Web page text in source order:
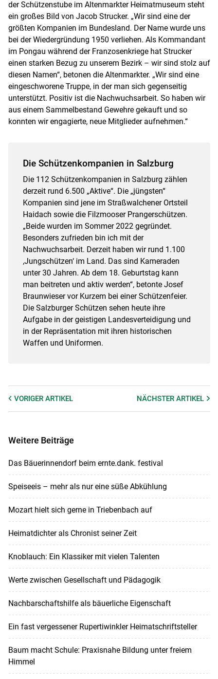
der Schützenstube im Altenmarkter Heimatmuseum steht
ein großes Bild von Jacob Strucker. „Wir sind eine der
größten Kompanien im Bundesland. Der Name wurde uns
bei der Wiedergründung 1950 verliehen. Als Kommandant
im Pongau während der Franzosenkriege hat Strucker
einen starken Bezug zu unserem Bezirk – wir sind stolz auf
diesen Namen“, betonen die Altenmarkter. „Wir sind eine
eingeschworene Truppe, in der man sich gegenseitig
unterstützt. Positiv ist die Nachwuchsarbeit. So haben wir
aus einem Sammelbestand Gewehre gekauft und so
konnten wir engagierte, neue Mitglieder aufnehmen.“
Die Schützenkompanien in Salzburg
Die 112 Schützenkompanien in Salzburg zählen
derzeit rund 6.500 „Aktive“. Die „jüngsten“
Kompanien sind jene im Straßwalchener Ortsteil
Haidach sowie die Filzmooser Prangerschützen.
„Beide wurden im Sommer 2022 gegründet.
Besonders zufrieden bin ich mit der
Nachwuchsarbeit. Derzeit haben wir rund 1.100
,Jungschützen‘ im Land. Das sind Kameraden
unter 30 Jahren. Ab dem 18. Geburtstag kann
man beitreten und aktiv werden“, betonte Josef
Braunwieser vor Kurzem bei einer Schützenfeier.
Die Salzburger Schützen sehen heute ihre
Aufgabe in der geistigen Landesverteidigung und
in der Repräsentation mit ihren historischen
Waffen und Uniformen.
VORIGER ARTIKEL NÄCHSTERARTIKEL
Weitere Beiträge
Das Bäuerinnendorf beim ernte.dank. festival
Speiseeis – mehr als nur eine süße Abkühlung
Mozart hielt sich gerne in Triebenbach auf
Heimatdichter als Chronist seiner Zeit
Knoblauch: Ein Klassiker mit vielen Talenten
Werte zwischen Gesellschaft und Pädagogik
Nachbarschaftshilfe als bäuerliche Eigenschaft
Ein fast vergessener Rupertiwinkler Heimatschriftsteller
Baum macht Schule: Praxisnahe Bildung unter freiem
Himmel